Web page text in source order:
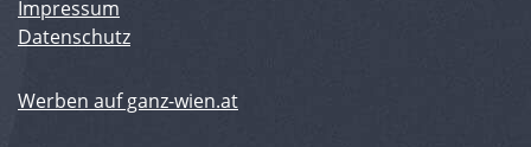
Impressum
Datenschutz
Werben auf ganz-wien.at